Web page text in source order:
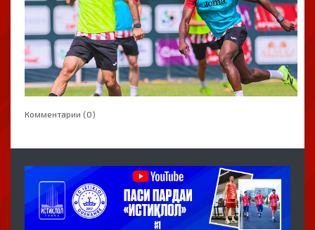
Комментарии (0)